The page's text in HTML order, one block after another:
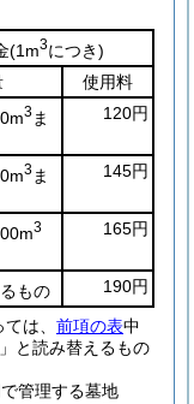
(1m3につき)
使用料
3 ま
120円
3 ま
145円
3 165円
もの 190円
は、 前項の表中
と読み替えるもの
管理する墓地